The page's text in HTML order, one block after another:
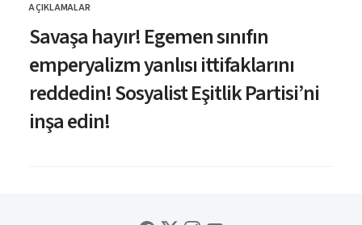
KATEGORI
AÇIKLAMALAR
Savaşa hayır! Egemen sınıfın
emperyalizm yanlısı ittifaklarını
reddedin! Sosyalist Eşitlik Partisi’ni
inşa edin!